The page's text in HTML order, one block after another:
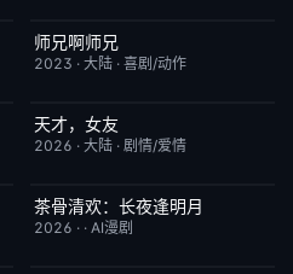
更新至第153集
师兄啊师兄
2023 · 大陆 · 喜剧/动作
更新至第20集
天才，女友
2026 · 大陆 · 剧情/爱情
完结
茶骨清欢：长夜逢明月
2026 · · AI漫剧